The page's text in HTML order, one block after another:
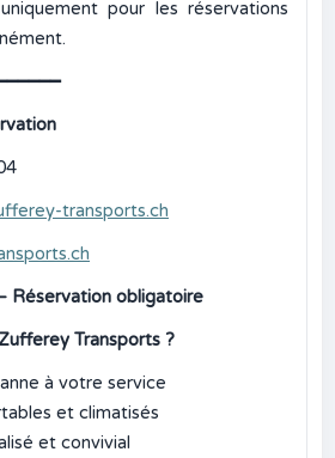
pour les réservations
transports.ch
Réservation obligatoire
Transports ?
à votre service
et climatisés
et convivial